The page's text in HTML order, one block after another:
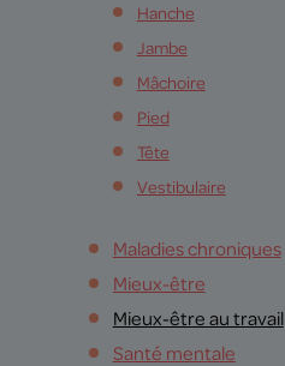
Hanche
Jambe
Mâchoire
Pied
Tête
Vestibulaire
Maladies chroniques
Mieux-être
Mieux-être au travail
Santé mentale